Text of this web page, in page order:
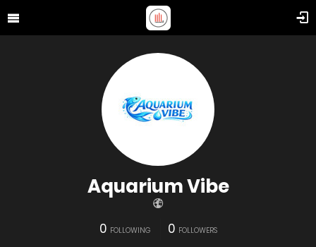
Aquarium Vibe
0 FOLLOWING 0 FOLLOWERS